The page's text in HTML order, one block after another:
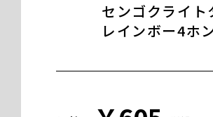
センゴクライト
レインボー4ホ